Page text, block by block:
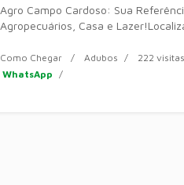
Agro Campo Cardoso: Sua
Agropecuários, Casa e
loja a
Como Chegar Adubos 222 visitas
WhatsApp